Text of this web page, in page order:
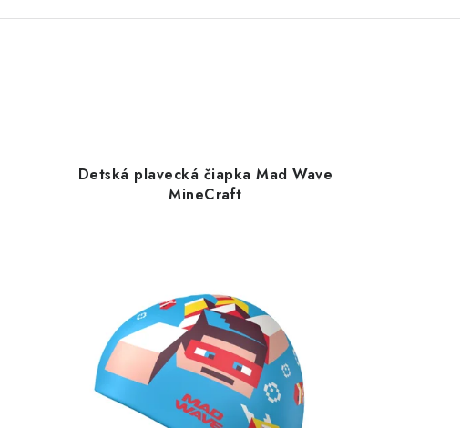
Detská plavecká čiapka Mad Wave
MineCraft